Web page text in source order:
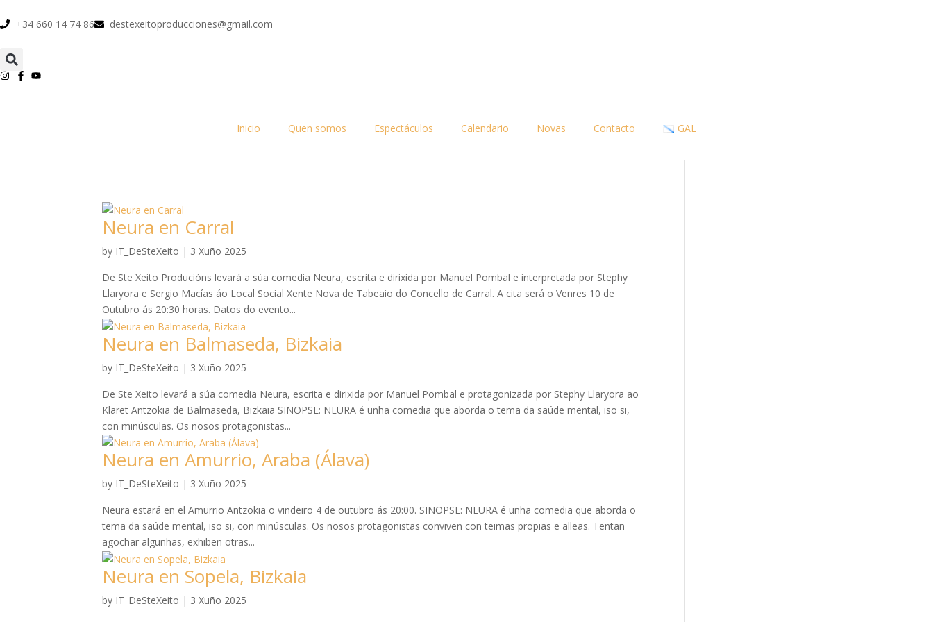
+34 660 14 74 86 destexeitoproducciones@gmail.com
Inicio Quen somos Espectáculos Calendario Novas Contacto GAL
Neura en Carral
by IT_DeSteXeito | 3 Xuño 2025
De Ste Xeito Producións levará a súa comedia Neura, escrita e dirixida por Manuel Pombal e interpretada por Stephy
Llaryora e Sergio Macías áo Local Social Xente Nova de Tabeaio do Concello de Carral. A cita será o Venres 10 de
Outubro ás 20:30 horas. Datos do evento...
Neura en Balmaseda, Bizkaia
by IT_DeSteXeito | 3 Xuño 2025
De Ste Xeito levará a súa comedia Neura, escrita e dirixida por Manuel Pombal e protagonizada por Stephy Llaryora ao
Klaret Antzokia de Balmaseda, Bizkaia SINOPSE: NEURA é unha comedia que aborda o tema da saúde mental, iso si,
con minúsculas. Os nosos protagonistas...
Neura en Amurrio, Araba (Álava)
by IT_DeSteXeito | 3 Xuño 2025
Neura estará en el Amurrio Antzokia o vindeiro 4 de outubro ás 20:00. SINOPSE: NEURA é unha comedia que aborda o
tema da saúde mental, iso si, con minúsculas. Os nosos protagonistas conviven con teimas propias e alleas. Tentan
agochar algunhas, exhiben otras...
Neura en Sopela, Bizkaia
by IT_DeSteXeito | 3 Xuño 2025